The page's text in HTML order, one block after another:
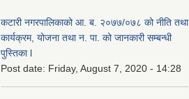
कटारी नगरपालिकाको आ. ब. २०७७/०७८ को नीति तथा
कार्यक्रम, योजना तथा न. पा. को जानकारी सम्बन्धी
पुस्तिका l
Post date: Friday, August 7, 2020 - 14:28